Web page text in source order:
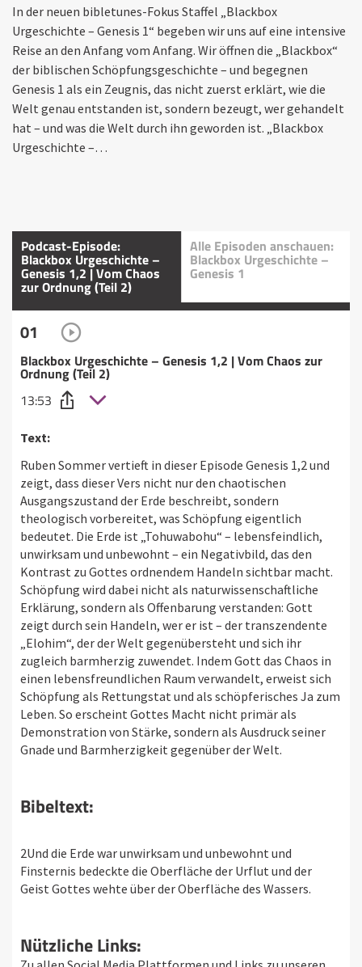
In der neuen bibletunes-Fokus Staffel „Blackbox
Urgeschichte – Genesis 1“ begeben wir uns auf eine intensive
Reise an den Anfang vom Anfang. Wir öffnen die „Blackbox“
der biblischen Schöpfungsgeschichte – und begegnen
Genesis 1 als ein Zeugnis, das nicht zuerst erklärt, wie die
Welt genau entstanden ist, sondern bezeugt, wer gehandelt
hat – und was die Welt durch ihn geworden ist. „Blackbox
Urgeschichte –…
Podcast-Episode:
Blackbox Urgeschichte –
Genesis 1,2 | Vom Chaos
zur Ordnung (Teil 2)
Alle Episoden anschauen:
Blackbox Urgeschichte –
Genesis 1
01
Blackbox Urgeschichte – Genesis 1,2 | Vom Chaos zur
Ordnung (Teil 2)
13:53
Text:
Ruben Sommer vertieft in dieser Episode Genesis 1,2 und
zeigt, dass dieser Vers nicht nur den chaotischen
Ausgangszustand der Erde beschreibt, sondern
theologisch vorbereitet, was Schöpfung eigentlich
bedeutet. Die Erde ist „Tohuwabohu“ – lebensfeindlich,
unwirksam und unbewohnt – ein Negativbild, das den
Kontrast zu Gottes ordnendem Handeln sichtbar macht.
Schöpfung wird dabei nicht als naturwissenschaftliche
Erklärung, sondern als Offenbarung verstanden: Gott
zeigt durch sein Handeln, wer er ist – der transzendente
„Elohim“, der der Welt gegenübersteht und sich ihr
zugleich barmherzig zuwendet. Indem Gott das Chaos in
einen lebensfreundlichen Raum verwandelt, erweist sich
Schöpfung als Rettungstat und als schöpferisches Ja zum
Leben. So erscheint Gottes Macht nicht primär als
Demonstration von Stärke, sondern als Ausdruck seiner
Gnade und Barmherzigkeit gegenüber der Welt.
Bibeltext:
2Und die Erde war unwirksam und unbewohnt und
Finsternis bedeckte die Oberfläche der Urflut und der
Geist Gottes wehte über der Oberfläche des Wassers.
Nützliche Links: